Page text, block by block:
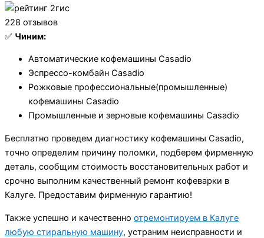
228 отзывов
✅ Чиним:
Автоматические кофемашины Casadio
Эспрессо-комбайн Casadio
Рожковые профессиональные(промышленные)
кофемашины Casadio
Промышленные и зерновые кофемашины Casadio
Бесплатно проведем диагностику кофемашины Casadio,
точно определим причину поломки, подберем фирменную
деталь, сообщим стоимость восстановительных работ и
срочно выполним качественный ремонт кофеварки в
Калуге. Предоставим фирменную гарантию!
Также успешно и качественно отремонтируем в Калуге
любую стиральную машину, устраним неисправности и